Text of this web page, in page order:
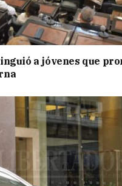
a jóvenes que